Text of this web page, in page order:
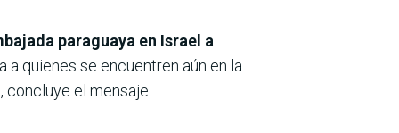
paraguaya en Israel a
a quienes se encuentren aún en la
concluye el mensaje.